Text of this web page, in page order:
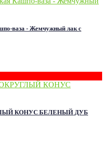
ваза - Жемчужный лак с
КОНУС БЕЛЕНЫЙ ДУБ